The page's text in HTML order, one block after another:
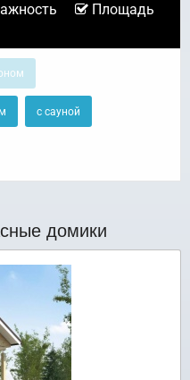
Площадь
с сауной
домики